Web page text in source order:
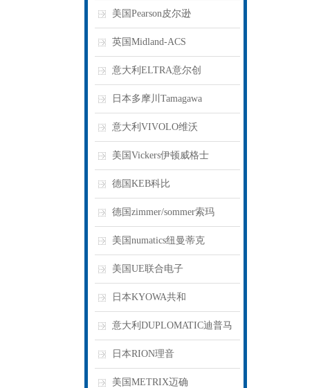
美国Pearson皮尔逊
英国Midland-ACS
意大利ELTRA意尔创
日本多摩川Tamagawa
意大利VIVOLO维沃
美国Vickers伊顿威格士
德国KEB科比
德国zimmer/sommer索玛
美国numatics纽曼蒂克
美国UE联合电子
日本KYOWA共和
意大利DUPLOMATIC迪普马
日本RION理音
美国METRIX迈确